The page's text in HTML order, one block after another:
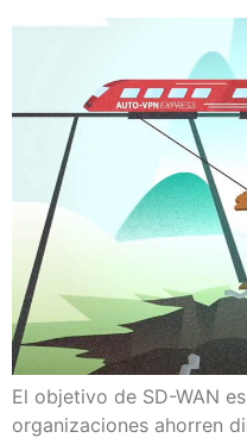
El objetivo de SD-WAN
organizaciones ahorren